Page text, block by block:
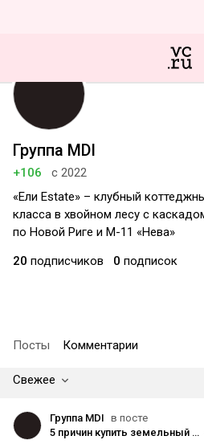
Группа MDI
+106
с 2022
«Ели Estate» – клубный
класса в хвойном лесу с
по Новой Риге и М-11 «Нева»
20 подписчиков 0 подписок
Посты Комментарии
Свежее
Группа MDI в посте
5 причин купить земельный участок вместо готового дома: разбираем кейс клиента